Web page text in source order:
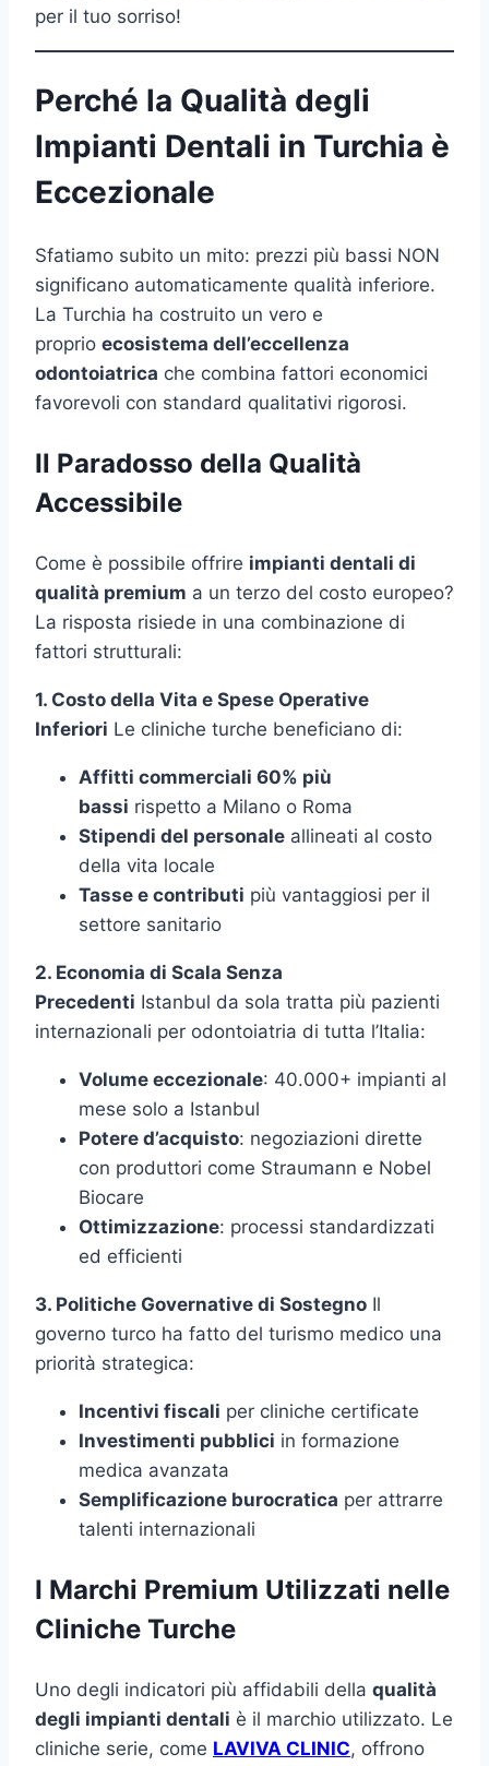
per il tuo sorriso!
Perché la Qualità degli
Impianti Dentali in Turchia è
Eccezionale
Sfatiamo subito un mito: prezzi più bassi NON
significano automaticamente qualità inferiore.
La Turchia ha costruito un vero e
proprio ecosistema dell’eccellenza
odontoiatrica che combina fattori economici
favorevoli con standard qualitativi rigorosi.
Il Paradosso della Qualità
Accessibile
Come è possibile offrire impianti dentali di
qualità premium a un terzo del costo europeo?
La risposta risiede in una combinazione di
fattori strutturali:
1. Costo della Vita e Spese Operative
Inferiori Le cliniche turche beneficiano di:
Affitti commerciali 60% più
bassi rispetto a Milano o Roma
Stipendi del personale allineati al costo
della vita locale
Tasse e contributi più vantaggiosi per il
settore sanitario
2. Economia di Scala Senza
Precedenti Istanbul da sola tratta più pazienti
internazionali per odontoiatria di tutta l’Italia:
Volume eccezionale: 40.000+ impianti al
mese solo a Istanbul
Potere d’acquisto: negoziazioni dirette
con produttori come Straumann e Nobel
Biocare
Ottimizzazione: processi standardizzati
ed efficienti
3. Politiche Governative di Sostegno Il
governo turco ha fatto del turismo medico una
priorità strategica:
Incentivi fiscali per cliniche certificate
Investimenti pubblici in formazione
medica avanzata
Semplificazione burocratica per attrarre
talenti internazionali
I Marchi Premium Utilizzati nelle
Cliniche Turche
Uno degli indicatori più affidabili della qualità
degli impianti dentali è il marchio utilizzato. Le
cliniche serie, come LAVIVA CLINIC, offrono